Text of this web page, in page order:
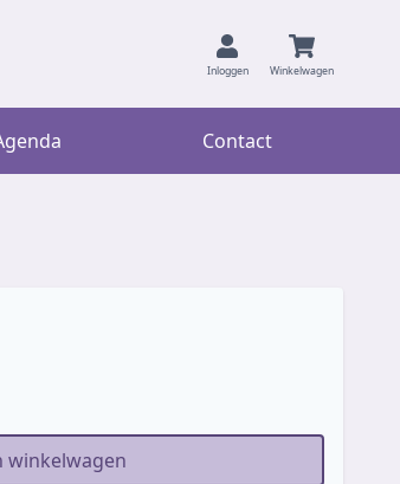
Inloggen Winkelwagen
Contact
winkelwagen